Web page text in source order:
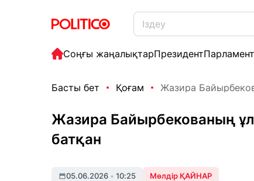
Соңғы жаңалықтарПрезидентПарламент
Басты бет Қоғам Жазира
Жазира Байырбекованың
батқан
05.06.2026 • 10:25 Мөлдір ҚАЙНАР